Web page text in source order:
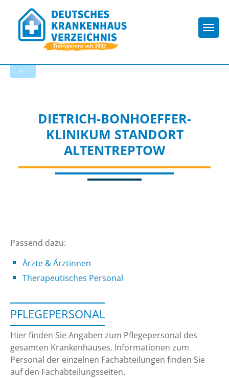
DIETRICH-BONHOEFFER-
KLINIKUM STANDORT
ALTENTREPTOW
Passend dazu:
Ärzte & Ärztinnen
Therapeutisches Personal
PFLEGEPERSONAL
Hier finden Sie Angaben zum Pflegepersonal des
gesamten Krankenhauses. Informationen zum
Personal der einzelnen Fachabteilungen finden Sie
auf den Fachabteilungsseiten.